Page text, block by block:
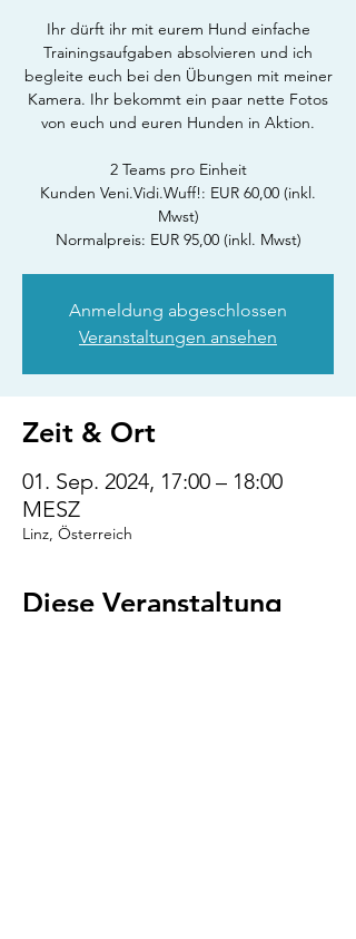
Ihr dürft ihr mit eurem Hund einfache
Trainingsaufgaben absolvieren und ich
begleite euch bei den Übungen mit meiner
Kamera. Ihr bekommt ein paar nette Fotos
von euch und euren Hunden in Aktion.
2 Teams pro Einheit
Kunden Veni.Vidi.Wuff!: EUR 60,00 (inkl.
Mwst)
Normalpreis: EUR 95,00 (inkl. Mwst)
Anmeldung abgeschlossen
Veranstaltungen ansehen
Zeit & Ort
01. Sep. 2024, 17:00 – 18:00
MESZ
Linz, Österreich
Diese Veranstaltung